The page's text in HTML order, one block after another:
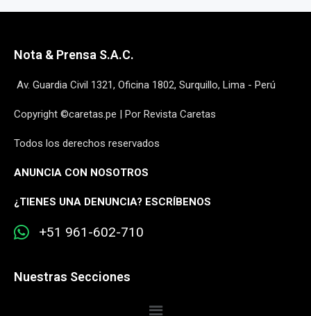
Nota & Prensa S.A.C.
Av. Guardia Civil 1321, Oficina 1802, Surquillo, Lima - Perú
Copyright ©caretas.pe | Por Revista Caretas
Todos los derechos reservados
ANUNCIA CON NOSOTROS
¿TIENES UNA DENUNCIA? ESCRÍBENOS
+51 961-602-710
Nuestras Secciones